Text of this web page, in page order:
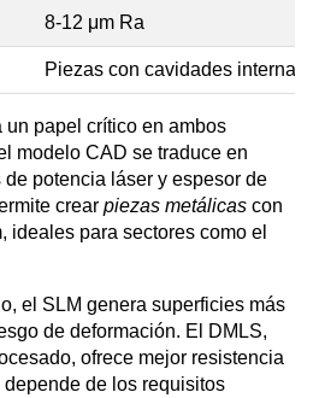
8-12 μm Ra
Piezas con cavidades internas
un papel crítico en ambos
modelo CAD se traduce en
potencia láser y espesor de
crear piezas metálicas con
ideales para sectores como el
el SLM genera superficies más
de deformación. El DMLS,
ofrece mejor resistencia
de los requisitos